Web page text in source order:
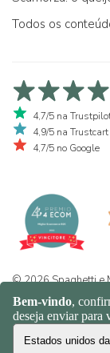
Todos os
4,7/5 na
4,9/5 na Trustcart
4,7/5 no Google
© 2026 Spaghetti e
+39 351 865 9444 |
016.380-
privacidade e